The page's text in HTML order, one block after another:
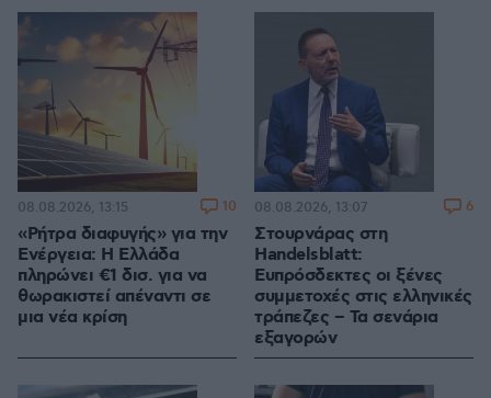
«Ρήτρα διαφυγής» για την
Ενέργεια: Η Ελλάδα
πληρώνει €1 δισ. για να
θωρακιστεί απέναντι σε
μια νέα κρίση
08.08.2026, 13:15 10
Στουρνάρας στη
Handelsblatt:
Ευπρόσδεκτες οι ξένες
συμμετοχές στις ελληνικές
τράπεζες – Τα σενάρια
εξαγορών
08.08.2026, 13:07 6